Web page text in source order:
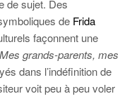
de sujet. Des
de Frida
façonnent une
Mes grands-parents, mes
dans l’indéfinition de
voit peu à peu voler